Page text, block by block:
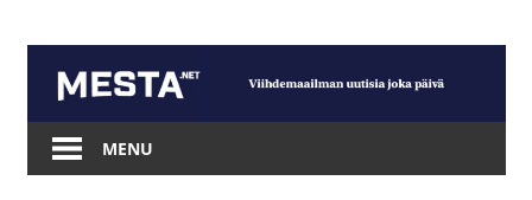
content
Mesta.net
MENU